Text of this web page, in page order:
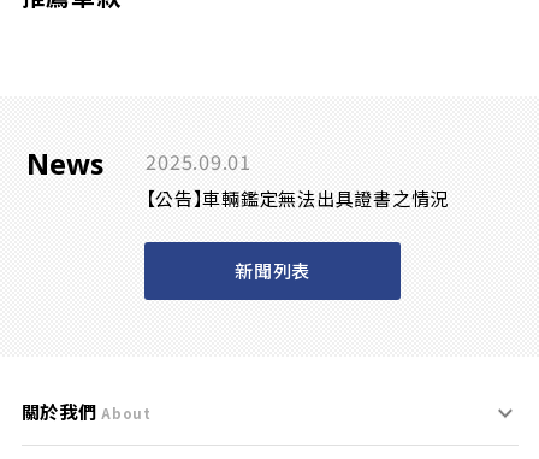
News 2025.09.01
【公告】車輛鑑定無法出具證書之情況
新聞列表
關於我們 About